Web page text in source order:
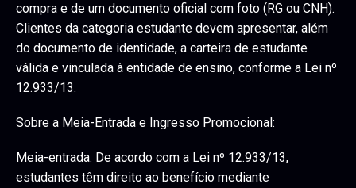
compra e de um documento oficial com foto (RG ou CNH).
Clientes da categoria estudante devem apresentar, além
do documento de identidade, a carteira de estudante
válida e vinculada à entidade de ensino, conforme a Lei nº
12.933/13.
Sobre a Meia-Entrada e Ingresso Promocional:
Meia-entrada: De acordo com a Lei nº 12.933/13,
estudantes têm direito ao benefício mediante